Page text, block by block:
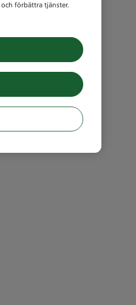
förbättra tjänster.